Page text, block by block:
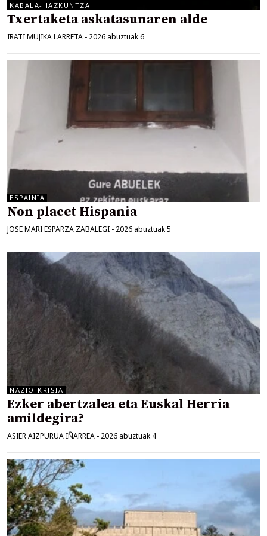
KABALA-HAZKUNTZA
Txertaketa askatasunaren alde
IRATI MUJIKA LARRETA - 2026 abuztuak 6
ESPAINIA
Non placet Hispania
JOSE MARI ESPARZA ZABALEGI - 2026 abuztuak 5
NAZIO-KRISIA
Ezker abertzalea eta Euskal Herria
amildegira?
ASIER AIZPURUA IÑARREA - 2026 abuztuak 4